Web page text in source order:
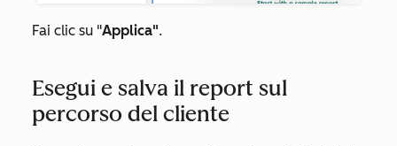
Fai clic su "Applica".
Esegui e salva il report sul
percorso del cliente